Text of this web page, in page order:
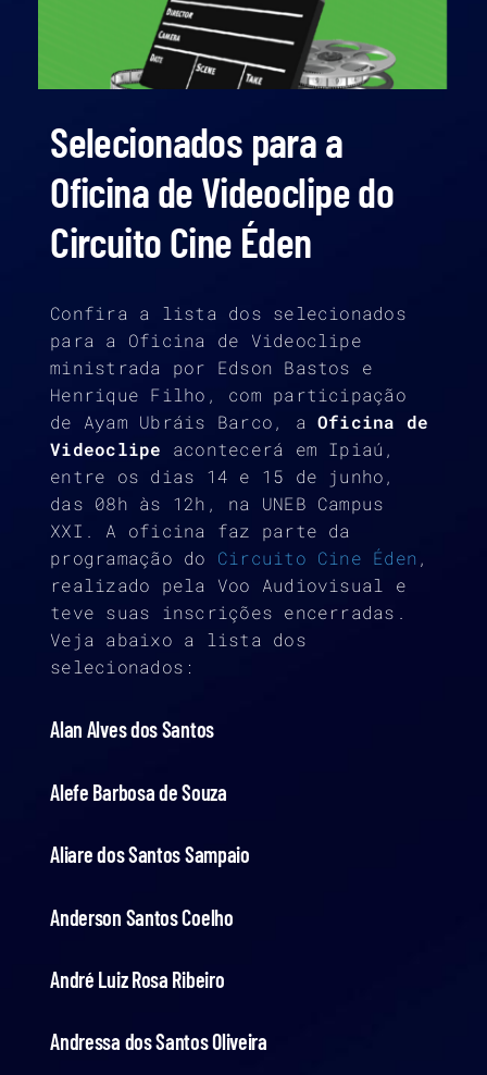
Selecionados para a
Oficina de Videoclipe do
Circuito Cine Éden
Confira a lista dos selecionados
para a Oficina de Videoclipe
ministrada por Edson Bastos e
Henrique Filho, com participação
de Ayam Ubráis Barco, a Oficina de
Videoclipe acontecerá em Ipiaú,
entre os dias 14 e 15 de junho,
das 08h às 12h, na UNEB Campus
XXI. A oficina faz parte da
programação do Circuito Cine Éden ,
realizado pela Voo Audiovisual e
teve suas inscrições encerradas.
Veja abaixo a lista dos
selecionados:
Alan Alves dos Santos
Alefe Barbosa de Souza
Aliare dos Santos Sampaio
Anderson Santos Coelho
André Luiz Rosa Ribeiro
Andressa dos Santos Oliveira